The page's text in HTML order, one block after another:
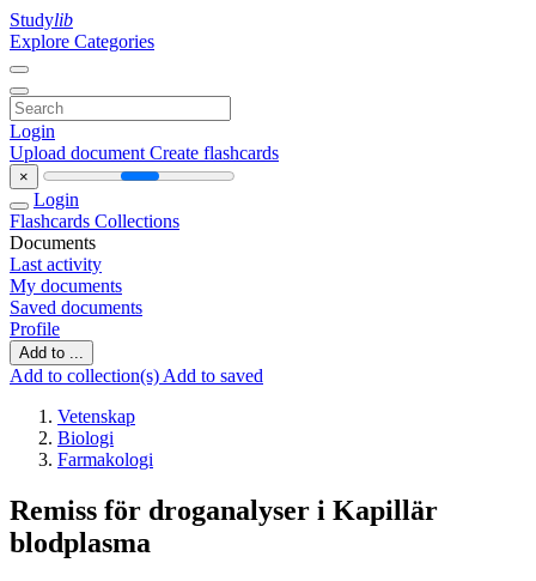
Studylib
Explore Categories
Login
Upload document Create flashcards
×
Login
Flashcards Collections
Documents
Last activity
My documents
Saved documents
Profile
Add to ...
Add to collection(s) Add to saved
Vetenskap
Biologi
Farmakologi
Remiss för droganalyser i Kapillär
blodplasma